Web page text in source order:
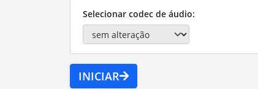
Selecionar codec de áudio:
INICIAR